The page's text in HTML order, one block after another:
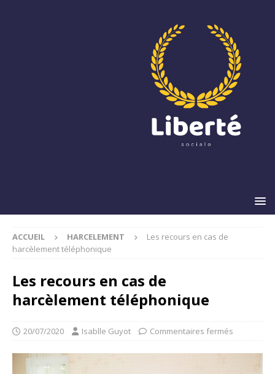
ACCUEIL HARCELEMENT
Les recours en cas de
harcèlement téléphonique
Les recours en cas de
harcèlement téléphonique
20/07/2020 Isablle Guyot Commentaires fermés